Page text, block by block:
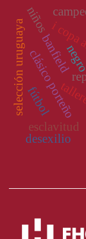
i
banfield
clásico porteño
selección uruguaya
esclavitud
niños
desexilio
fútbol